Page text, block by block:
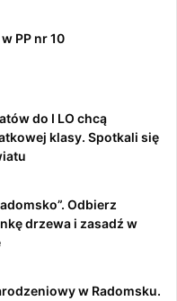
PP nr 10
do I LO chcą
klasy. Spotkali się
Odbierz
drzewa i zasadź w
w Radomsku.